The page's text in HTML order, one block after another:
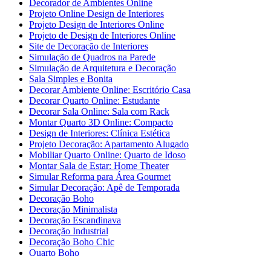
Decorador de Ambientes Online
Projeto Online Design de Interiores
Projeto Design de Interiores Online
Projeto de Design de Interiores Online
Site de Decoração de Interiores
Simulação de Quadros na Parede
Simulação de Arquitetura e Decoração
Sala Simples e Bonita
Decorar Ambiente Online: Escritório Casa
Decorar Quarto Online: Estudante
Decorar Sala Online: Sala com Rack
Montar Quarto 3D Online: Compacto
Design de Interiores: Clínica Estética
Projeto Decoração: Apartamento Alugado
Mobiliar Quarto Online: Quarto de Idoso
Montar Sala de Estar: Home Theater
Simular Reforma para Área Gourmet
Simular Decoração: Apê de Temporada
Decoração Boho
Decoração Minimalista
Decoração Escandinava
Decoração Industrial
Decoração Boho Chic
Quarto Boho